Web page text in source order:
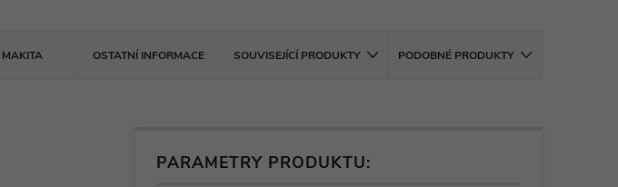
MAKITA OSTATNÍ INFORMACE SOUVISEJÍCÍ PRODUKTY PODOBNÉ PRODUKTY
PARAMETRY PRODUKTU: